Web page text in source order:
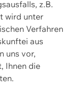
z.B.
wird unter
Verfahren
aus
uns vor,
Ihnen die